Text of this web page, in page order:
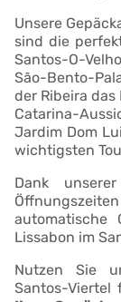
Unsere
sind die
Santos-O-
São-Bento-
der Ribeira
Catarina-
Jardim Dom
wichtigsten
Dank
automatische
Lissabon im
Nutzen Sie
Santos-Viertel